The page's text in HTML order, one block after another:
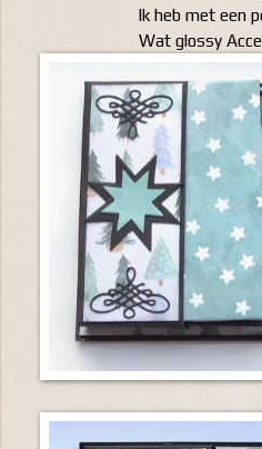
Ik heb met een
Wat glossy